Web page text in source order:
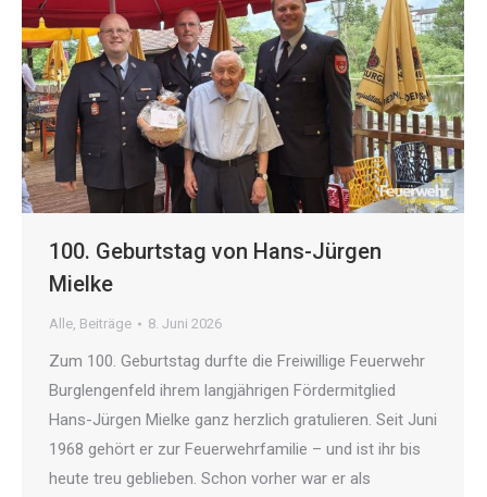
100. Geburtstag von Hans-Jürgen
Mielke
Alle, Beiträge 8. Juni 2026
Zum 100. Geburtstag durfte die Freiwillige Feuerwehr
Burglengenfeld ihrem langjährigen Fördermitglied
Hans-Jürgen Mielke ganz herzlich gratulieren. Seit Juni
1968 gehört er zur Feuerwehrfamilie – und ist ihr bis
heute treu geblieben. Schon vorher war er als